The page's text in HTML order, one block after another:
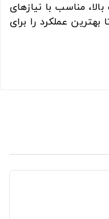
مناسب با نیازهای
عملکرد را برای